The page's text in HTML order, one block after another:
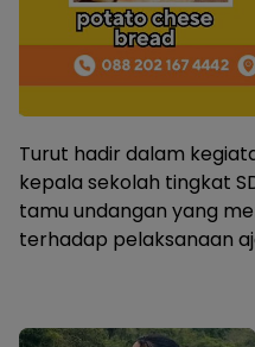
Turut hadir dalam
kepala sekolah tingkat
tamu undangan yang
terhadap pelaksanaan